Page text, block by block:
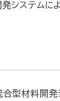
発システムに
統合型材料開